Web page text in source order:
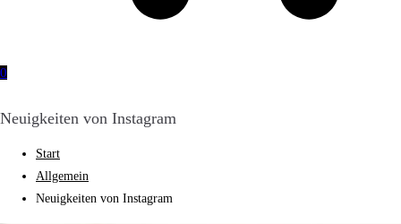
0
Neuigkeiten von Instagram
Start
Allgemein
Neuigkeiten von Instagram